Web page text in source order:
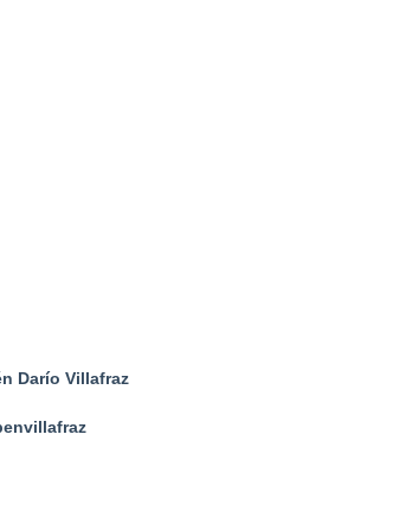
Darío Villafraz